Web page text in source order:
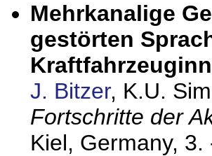
Mehrkanalige
gestörten
J. Bitzer, K.U.
Fortschritte der
Kiel, Germany, 3.